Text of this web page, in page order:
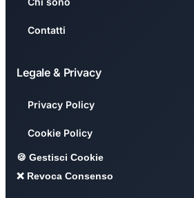
Contatti
Legale & Privacy
Privacy Policy
Cookie Policy
🍪 Gestisci Cookie
❌ Revoca Consenso